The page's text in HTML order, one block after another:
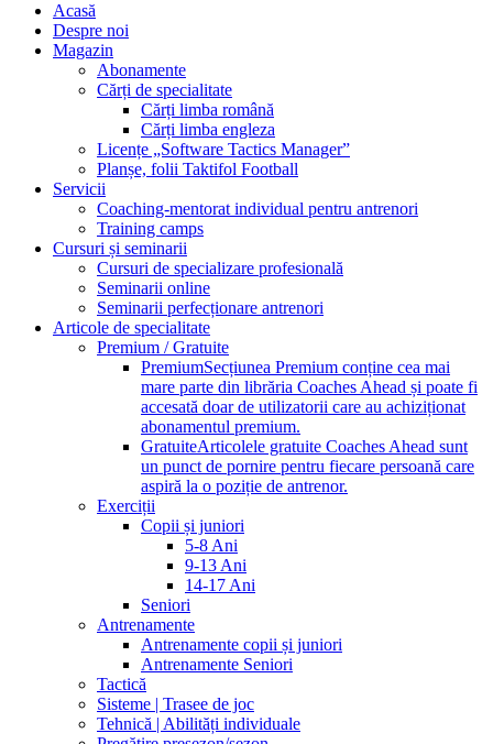
Acasă
Despre noi
Magazin
Abonamente
Cărți de specialitate
Cărți limba română
Cărți limba engleza
Licențe „Software Tactics Manager”
Planșe, folii Taktifol Football
Servicii
Coaching-mentorat individual pentru antrenori
Training camps
Cursuri și seminarii
Cursuri de specializare profesională
Seminarii online
Seminarii perfecționare antrenori
Articole de specialitate
Premium / Gratuite
PremiumSecțiunea Premium conține cea mai
mare parte din librăria Coaches Ahead și poate fi
accesată doar de utilizatorii care au achiziționat
abonamentul premium.
GratuiteArticolele gratuite Coaches Ahead sunt
un punct de pornire pentru fiecare persoană care
aspiră la o poziție de antrenor.
Exerciții
Copii și juniori
5-8 Ani
9-13 Ani
14-17 Ani
Seniori
Antrenamente
Antrenamente copii și juniori
Antrenamente Seniori
Tactică
Sisteme | Trasee de joc
Tehnică | Abilități individuale